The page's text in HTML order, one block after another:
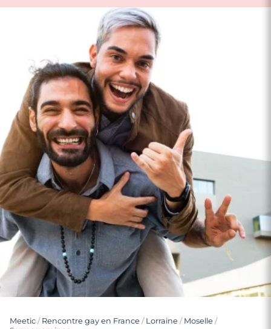
Meetic / Rencontre gay en France / Lorraine / Moselle /